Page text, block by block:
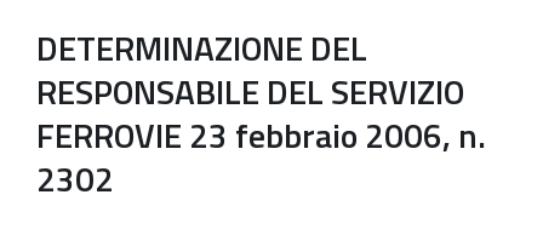
DETERMINAZIONE DEL
RESPONSABILE DEL SERVIZIO
FERROVIE 23 febbraio 2006, n.
2302